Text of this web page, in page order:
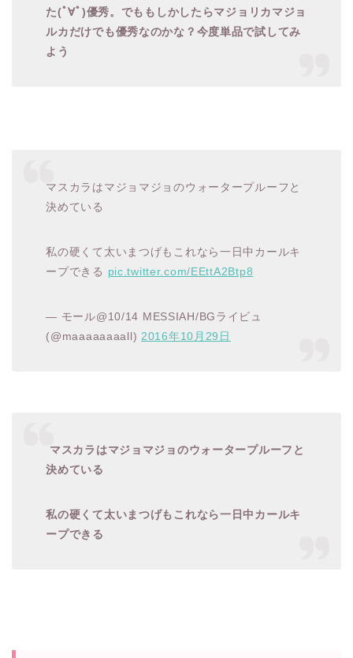
た(ﾟ∀ﾟ)優秀。でももしかしたらマジョリカマジョ
ルカだけでも優秀なのかな？今度単品で試してみ
よう
マスカラはマジョマジョのウォータープルーフと
決めている
私の硬くて太いまつげもこれなら一日中カールキ
ープできる pic.twitter.com/EEttA2Btp8
— モール@10/14 MESSIAH/BGライビュ
(@maaaaaaaall) 2016年10月29日
マスカラはマジョマジョのウォータープルーフと
決めている
私の硬くて太いまつげもこれなら一日中カールキ
ープできる